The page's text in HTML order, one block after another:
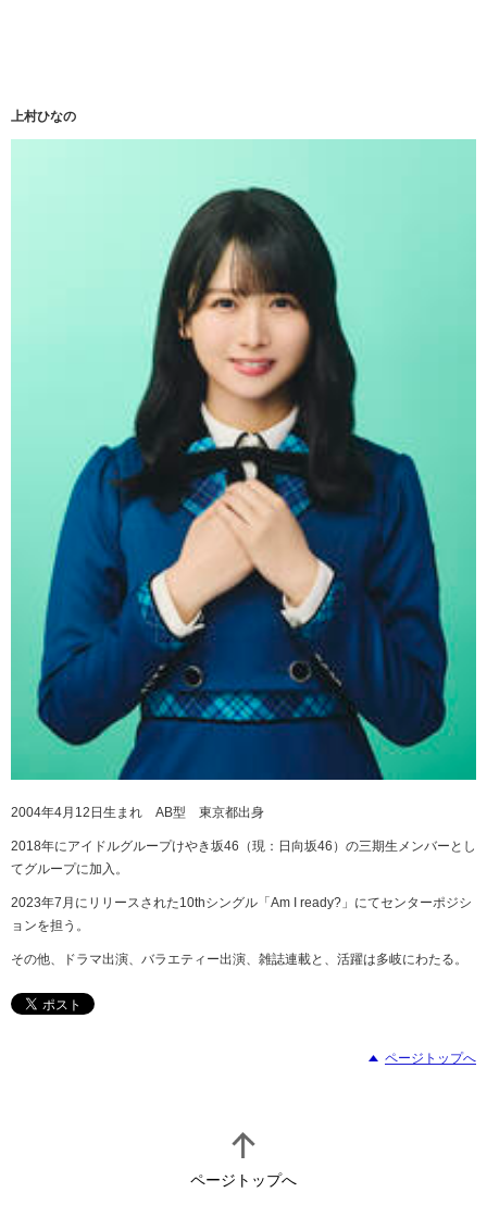
上村ひなの
2004年4月 12 日生まれ AB型 東京都出身
2018年にアイドルグループけやき坂46 （現：日向坂46 ）の三期生メンバーとし
てグループに加入。
2023年7 月にリリースされた10thシングル「Am I ready? 」にてセンターポジシ
ョンを担う。
その他、ドラマ出演、バラエティー出演、雑誌連載と、活躍は多岐にわたる。
ページトップへ
ページトップへ